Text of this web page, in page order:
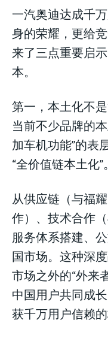
一汽奥迪达成千
身的荣耀，更给
来了三点重要启
本。
第一，本土化不
当前不少品牌的
加车机功能”的表
“全价值链本土化”。
从供应链（与福
作）、技术合作
服务体系搭建、
国市场。这种深
市场之外的“外来
中国用户共同成
获千万用户信赖的